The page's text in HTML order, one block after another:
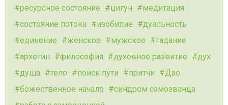
ресурсное состояние
цигун
медитация
состояние потока
изобилие
дуальность
единение
женское мужское
гадание
архетип
философия духовное развитие
дух
душа
тело поиск пути притчи
Дао
божественное начало
синдром самозванца